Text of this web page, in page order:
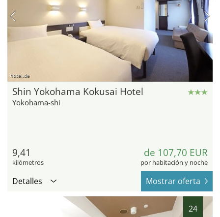
hotel.de
Shin Yokohama Kokusai Hotel
Yokohama-shi
9,41
kilómetros
de 107,70 EUR
por habitación y noche
Detalles Mostrar oferta
24